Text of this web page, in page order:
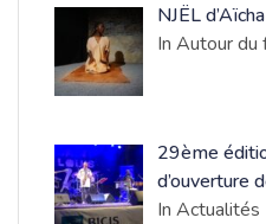
NJËL
In Autour du
​29ème
d’ouverture
In Actualités